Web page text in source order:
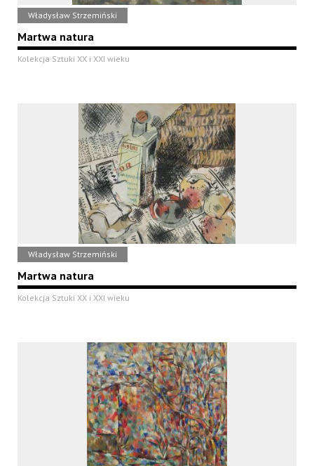
Władysław Strzemiński
Martwa natura
Kolekcja Sztuki XX i XXI wieku
Władysław Strzemiński
Martwa natura
Kolekcja Sztuki XX i XXI wieku